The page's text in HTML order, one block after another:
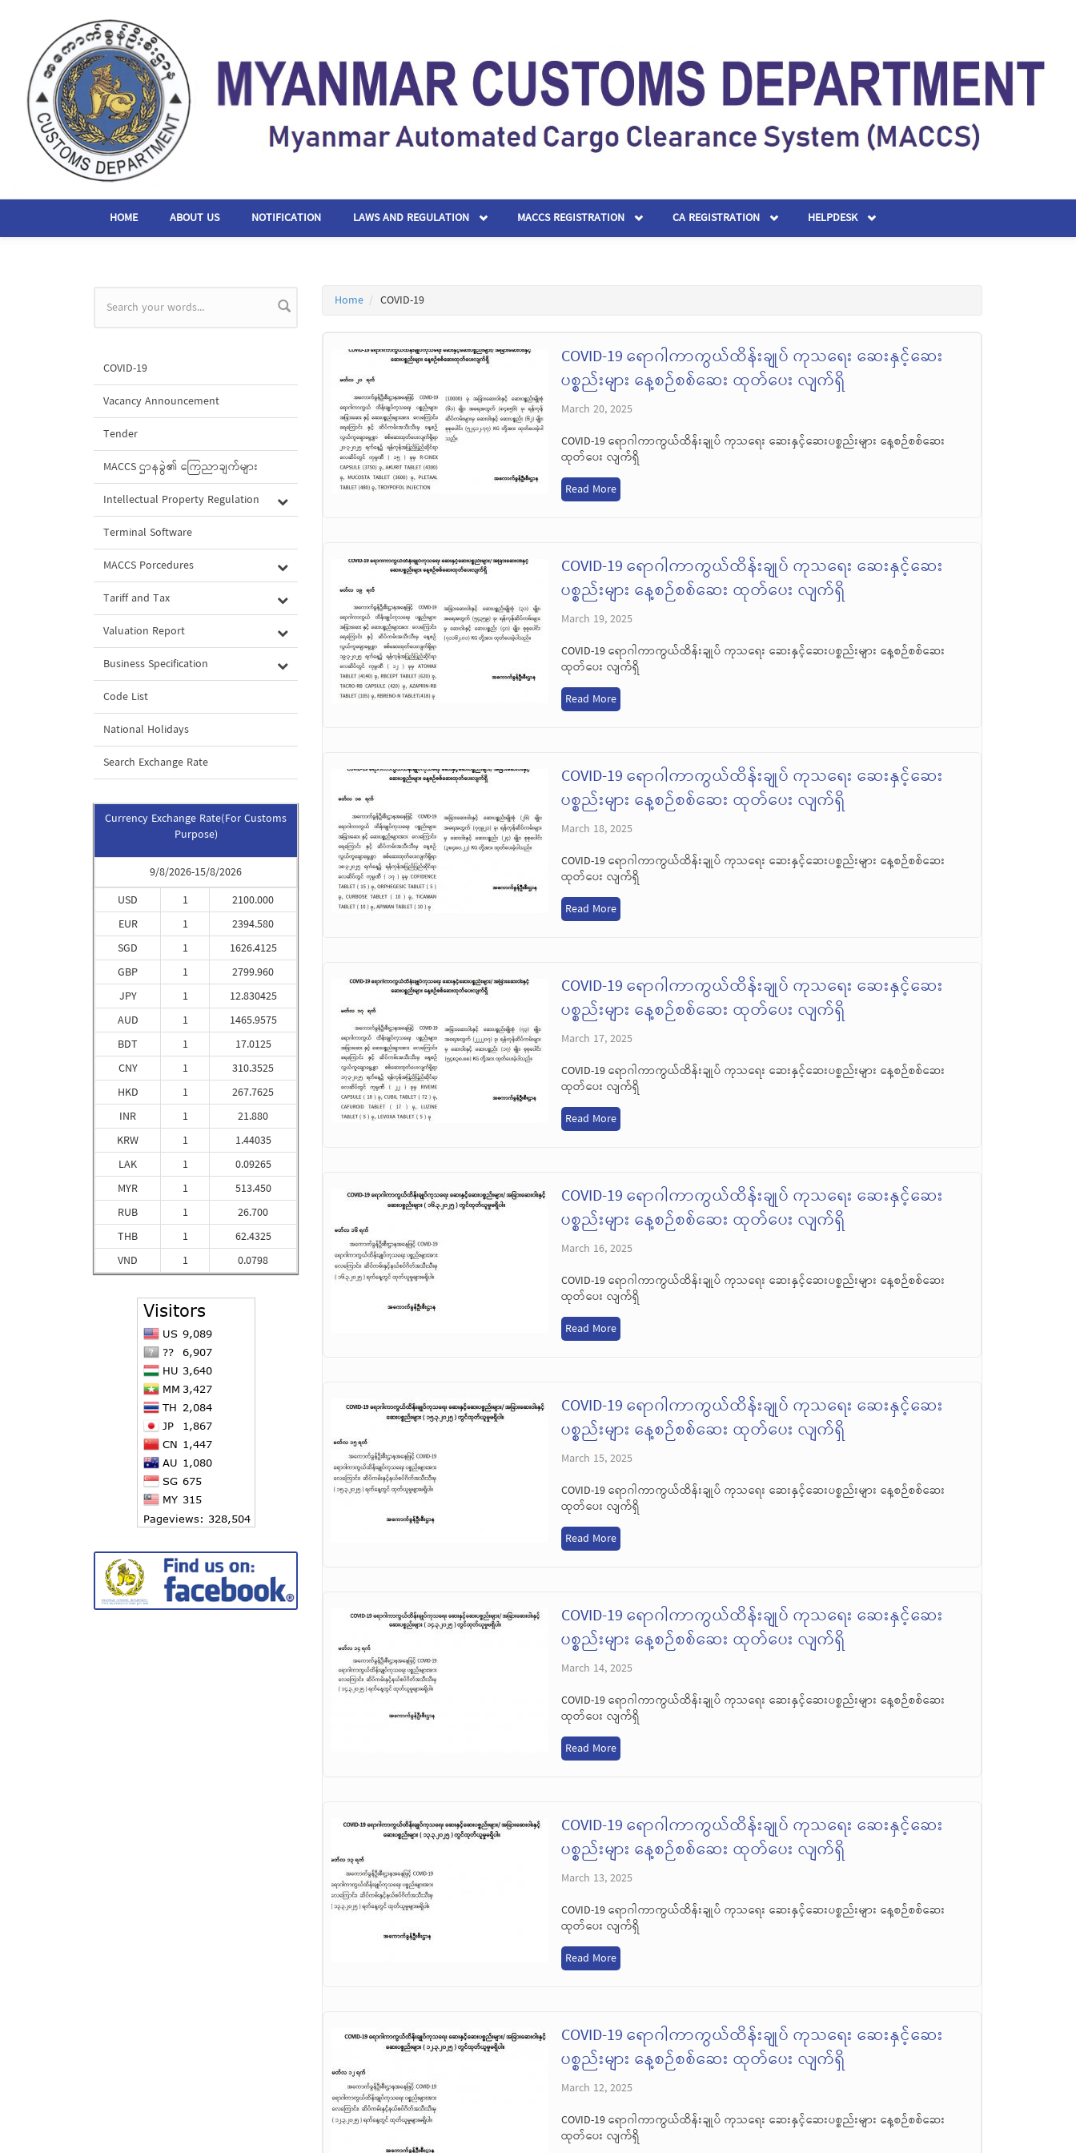
HOME ABOUT US NOTIFICATION LAWS AND REGULATION MACCS REGISTRATION CA REGISTRATION HELPDESK
Search form
COVID-19
Vacancy Announcement
Tender
MACCS ဌာနခွဲ၏ ကြေညာချက်များ
Intellectual Property Regulation
Terminal Software
MACCS Porcedures
Tariff and Tax
Valuation Report
Business Specification
Code List
National Holidays
Search Exchange Rate
Currency Exchange Rate(For Customs
Purpose)
9/8/2026-15/8/2026
USD
EUR
SGD
GBP
JPY
AUD
BDT
CNY
HKD
INR
KRW
LAK
MYR
RUB
THB
VND
1
1
1
1
1
1
1
1
1
1
1
1
1
1
1
1
2100.000
2394.580
1626.4125
2799.960
12.830425
1465.9575
17.0125
310.3525
267.7625
21.880
1.44035
0.09265
513.450
26.700
62.4325
0.0798
Home COVID-19
COVID-19 ရောဂါကာကွယ်ထိန်းချုပ် ကုသရေး ဆေးနှင့်ဆေး
ပစ္စည်းများ နေ့စဉ်စစ်ဆေး ထုတ်ပေး လျက်ရှိ
March 20, 2025
COVID-19 ရောဂါကာကွယ်ထိန်းချုပ် ကုသရေး ဆေးနှင့်ဆေးပစ္စည်းများ နေ့စဉ်စစ်ဆေး
ထုတ်ပေး လျက်ရှိ
Read More
COVID-19 ရောဂါကာကွယ်ထိန်းချုပ် ကုသရေး ဆေးနှင့်ဆေး
ပစ္စည်းများ နေ့စဉ်စစ်ဆေး ထုတ်ပေး လျက်ရှိ
March 19, 2025
COVID-19 ရောဂါကာကွယ်ထိန်းချုပ် ကုသရေး ဆေးနှင့်ဆေးပစ္စည်းများ နေ့စဉ်စစ်ဆေး
ထုတ်ပေး လျက်ရှိ
Read More
COVID-19 ရောဂါကာကွယ်ထိန်းချုပ် ကုသရေး ဆေးနှင့်ဆေး
ပစ္စည်းများ နေ့စဉ်စစ်ဆေး ထုတ်ပေး လျက်ရှိ
March 18, 2025
COVID-19 ရောဂါကာကွယ်ထိန်းချုပ် ကုသရေး ဆေးနှင့်ဆေးပစ္စည်းများ နေ့စဉ်စစ်ဆေး
ထုတ်ပေး လျက်ရှိ
Read More
COVID-19 ရောဂါကာကွယ်ထိန်းချုပ် ကုသရေး ဆေးနှင့်ဆေး
ပစ္စည်းများ နေ့စဉ်စစ်ဆေး ထုတ်ပေး လျက်ရှိ
March 17, 2025
COVID-19 ရောဂါကာကွယ်ထိန်းချုပ် ကုသရေး ဆေးနှင့်ဆေးပစ္စည်းများ နေ့စဉ်စစ်ဆေး
ထုတ်ပေး လျက်ရှိ
Read More
COVID-19 ရောဂါကာကွယ်ထိန်းချုပ် ကုသရေး ဆေးနှင့်ဆေး
ပစ္စည်းများ နေ့စဉ်စစ်ဆေး ထုတ်ပေး လျက်ရှိ
March 16, 2025
COVID-19 ရောဂါကာကွယ်ထိန်းချုပ် ကုသရေး ဆေးနှင့်ဆေးပစ္စည်းများ နေ့စဉ်စစ်ဆေး
ထုတ်ပေး လျက်ရှိ
Read More
COVID-19 ရောဂါကာကွယ်ထိန်းချုပ် ကုသရေး ဆေးနှင့်ဆေး
ပစ္စည်းများ နေ့စဉ်စစ်ဆေး ထုတ်ပေး လျက်ရှိ
March 15, 2025
COVID-19 ရောဂါကာကွယ်ထိန်းချုပ် ကုသရေး ဆေးနှင့်ဆေးပစ္စည်းများ နေ့စဉ်စစ်ဆေး
ထုတ်ပေး လျက်ရှိ
Read More
COVID-19 ရောဂါကာကွယ်ထိန်းချုပ် ကုသရေး ဆေးနှင့်ဆေး
ပစ္စည်းများ နေ့စဉ်စစ်ဆေး ထုတ်ပေး လျက်ရှိ
March 14, 2025
COVID-19 ရောဂါကာကွယ်ထိန်းချုပ် ကုသရေး ဆေးနှင့်ဆေးပစ္စည်းများ နေ့စဉ်စစ်ဆေး
ထုတ်ပေး လျက်ရှိ
Read More
COVID-19 ရောဂါကာကွယ်ထိန်းချုပ် ကုသရေး ဆေးနှင့်ဆေး
ပစ္စည်းများ နေ့စဉ်စစ်ဆေး ထုတ်ပေး လျက်ရှိ
March 13, 2025
COVID-19 ရောဂါကာကွယ်ထိန်းချုပ် ကုသရေး ဆေးနှင့်ဆေးပစ္စည်းများ နေ့စဉ်စစ်ဆေး
ထုတ်ပေး လျက်ရှိ
Read More
COVID-19 ရောဂါကာကွယ်ထိန်းချုပ် ကုသရေး ဆေးနှင့်ဆေး
ပစ္စည်းများ နေ့စဉ်စစ်ဆေး ထုတ်ပေး လျက်ရှိ
March 12, 2025
COVID-19 ရောဂါကာကွယ်ထိန်းချုပ် ကုသရေး ဆေးနှင့်ဆေးပစ္စည်းများ နေ့စဉ်စစ်ဆေး
ထုတ်ပေး လျက်ရှိ